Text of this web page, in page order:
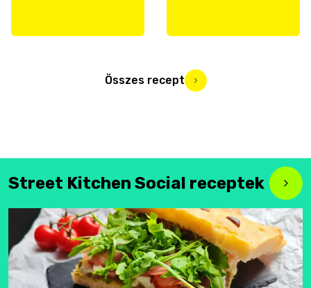
Összes recept
Street Kitchen Social receptek